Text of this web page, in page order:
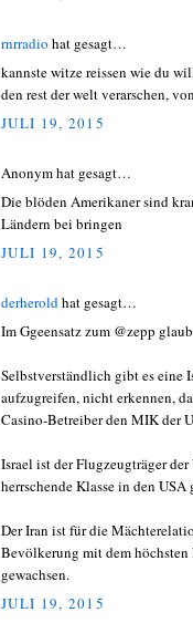
rnrradio hat gesagt…
kannste witze reissen wie du
den rest der welt verarschen,
JULI 19, 2015
Anonym hat gesagt…
Die blöden Amerikaner sind
Ländern bei bringen
JULI 19, 2015
derheroldhat gesagt…
Im Ggeensatz zum @zepp
Selbstverständlich gibt es eine
aufzugreifen, nicht erkennen,
Casino-Betreiber den MIK der
Israel ist der Flugzeugträger
herrschende Klasse in den
Der Iran ist für die
Bevölkerung mit dem
gewachsen.
JULI 19, 2015